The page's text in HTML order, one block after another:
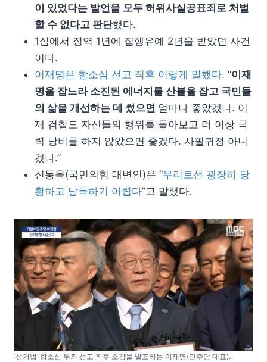
이 있었다는 발언을 모두 허위사실공표죄로 처벌
할 수 없다고 판단했다.
1심에서 징역 1년에 집행유예 2년을 받았던 사건
이다.
이재명은 항소심 선고 직후 이렇게 말했다. “이재
명을 잡느라 소진된 에너지를 산불을 잡고 국민들
의 삶을 개선하는 데 썼으면 얼마나 좋았겠나. 이
제 검찰도 자신들의 행위를 돌아보고 더 이상 국
력 낭비를 하지 않았으면 좋겠다. 사필귀정 아니
겠나.”
신동욱(국민의힘 대변인)은 “우리로선 굉장히 당
황하고 납득하기 어렵다”고 말했다.
‘선거법’ 항소심 무죄 선고 직후 소감을 발표하는 이재명(민주당 대표).